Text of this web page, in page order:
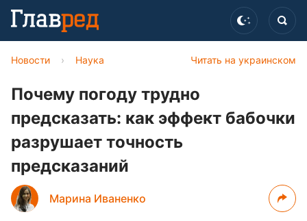
Читать на украинском
Новости › Наука
Почему погоду трудно
предсказать: как эффект бабочки
разрушает точность
предсказаний
Марина Иваненко